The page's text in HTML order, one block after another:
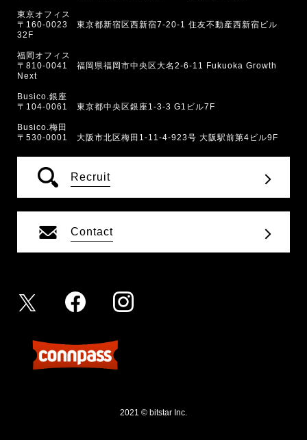
東京オフィス
〒160-0023 東京都新宿区西新宿7-20-1 住友不動産西新宿ビル
32F
福岡オフィス
〒810-0041 福岡県福岡市中央区大名2-6-11 Fukuoka Growth
Next
Busico.銀座
〒104-0061 東京都中央区銀座1-3-3 G1ビル7F
Busico.梅田
〒530-0001 大阪市北区梅田1-11-4-923号 大阪駅前第4ビル9F
Recruit
Contact
2021 © bitstar Inc.